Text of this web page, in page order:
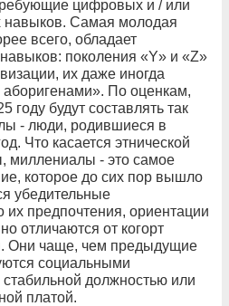
цифровых и / или
навыков. Самая молодая
всего, обладает
поколения «Y» и «Z»
их даже иногда
По оценкам,
году будут составлять так
- люди, родившиеся в
Что касается этнической
миллениалы - это самое
которое до сих пор вышло
убедительные
их предпочтения, ориентации
отличаются от когорт
Они чаще, чем предыдущие
социальными
должностью или
платой.